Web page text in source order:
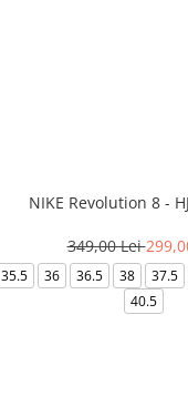
NIKE Revolution 8 -
349,00 Lei
35.5 36 36.5 38 37.5
40.5